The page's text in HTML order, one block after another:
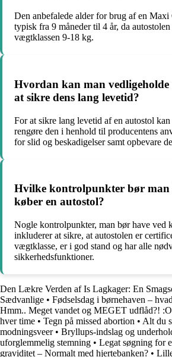
Den anbefalede alder for brug af en
typisk fra 9 måneder til 4 år, da
vægtklassen 9-18 kg.
Hvordan kan man vedligeholde
at sikre dens lang levetid?
For at sikre lang levetid af en autostol
rengøre den i henhold til producentens
for slid og beskadigelser samt opbevare
Hvilke kontrolpunkter bør man
køber en autostol?
Nogle kontrolpunkter, man bør have ved
inkluderer at sikre, at autostolen er
vægtklasse, er i god stand og har alle
sikkerhedsfunktioner.
Den Lækre Verden af Is Lagkager: En
Sædvanlige • Fødselsdag i børnehaven –
Hmm.. Meget vandet og MEGET udflåd?! :O
hver time • Tegn på missed abortion • Alt du
modningsveer• Bryllups-indslag og
uforglemmelig stemning • Legat søgning for
graviditet – Normalt med hjertebanken? •